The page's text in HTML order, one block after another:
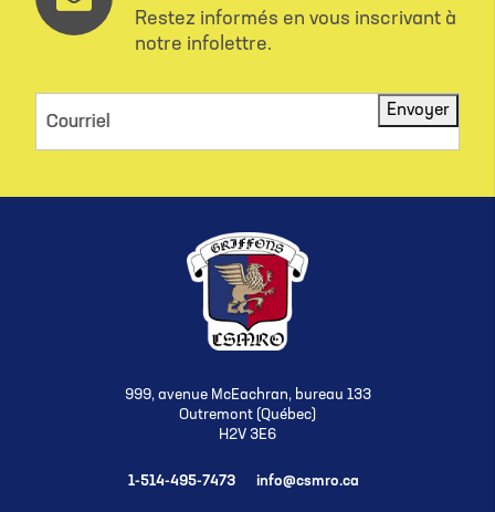
Restez informés en vous inscrivant à
notre infolettre.
Courriel
Envoyer
999, avenue McEachran, bureau 133
Outremont (Québec)
H2V 3E6
1-514-495-7473 info@csmro.ca